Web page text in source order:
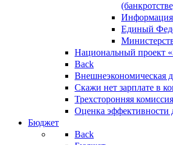
Информация
Единый
Национальный проект
Back
Внешнеэкономическая
Скажи нет зарплате в
Трехсторонняя комиссия
Оценка эффективности
Бюджет
Back